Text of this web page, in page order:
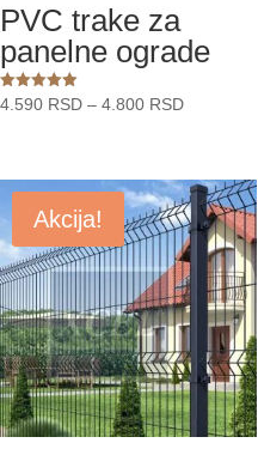
PVC trake za
panelne ograde
Ocenjeno
sa
4.590 RSD – 4.800 RSDRaspon
4.590 RSD
do
4.800 RSD
Akcija!